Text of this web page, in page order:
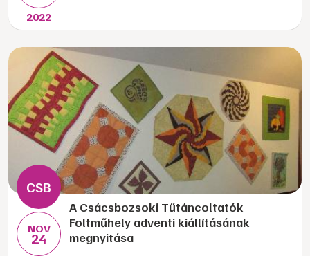
2022
NOV
24
A Csácsbozsoki Tűtáncoltatók
Foltműhely adventi kiállításának
megnyitása